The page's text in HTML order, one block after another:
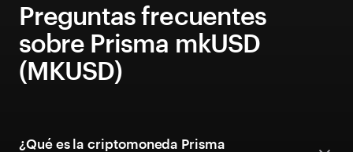
Preguntas frecuentes
sobre Prisma mkUSD
(MKUSD)
¿Qué es la criptomoneda Prisma